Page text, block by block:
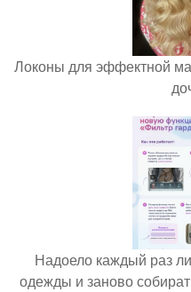
Локоны для эффектной
Надоело каждый раз
одежды и заново